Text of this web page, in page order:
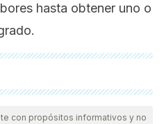
hasta obtener uno o
revisadas a profundidad por
su calidad, confiabilidad,
con propósitos informativos y no